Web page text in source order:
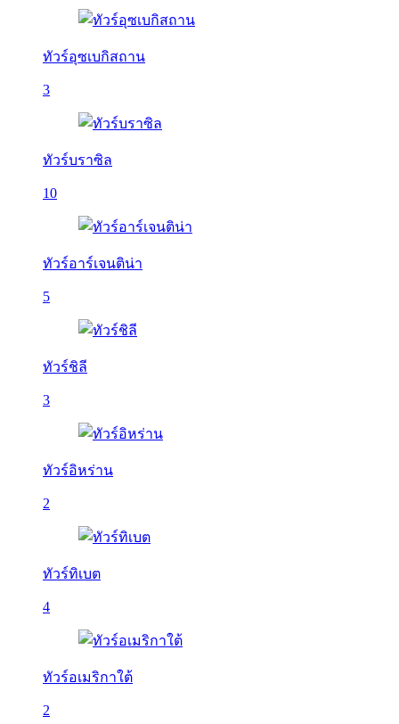
ทัวร์อุซเบกิสถาน
3
ทัวร์บราซิล
10
ทัวร์อาร์เจนติน่า
5
ทัวร์ชิลี
3
ทัวร์อิหร่าน
2
ทัวร์ทิเบต
4
ทัวร์อเมริกาใต้
2